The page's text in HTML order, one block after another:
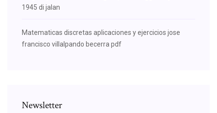
1945 di jalan
Matematicas discretas aplicaciones y ejercicios jose
francisco villalpando becerra pdf
Newsletter